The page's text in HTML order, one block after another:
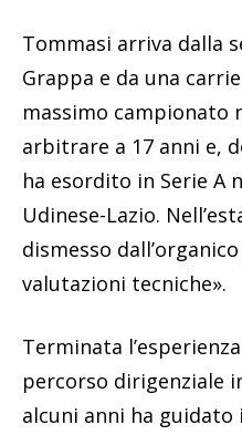
Tommasi arriva dalla
Grappa e da una
massimo campionato
arbitrare a 17 anni e,
ha esordito in Serie A
Udinese-Lazio.
dismesso
valutazioni tecniche».
Terminata
percorso dirigenziale
alcuni anni ha guidato